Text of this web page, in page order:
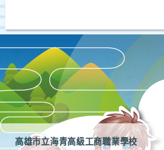
高雄市立海青高級工商職業學校